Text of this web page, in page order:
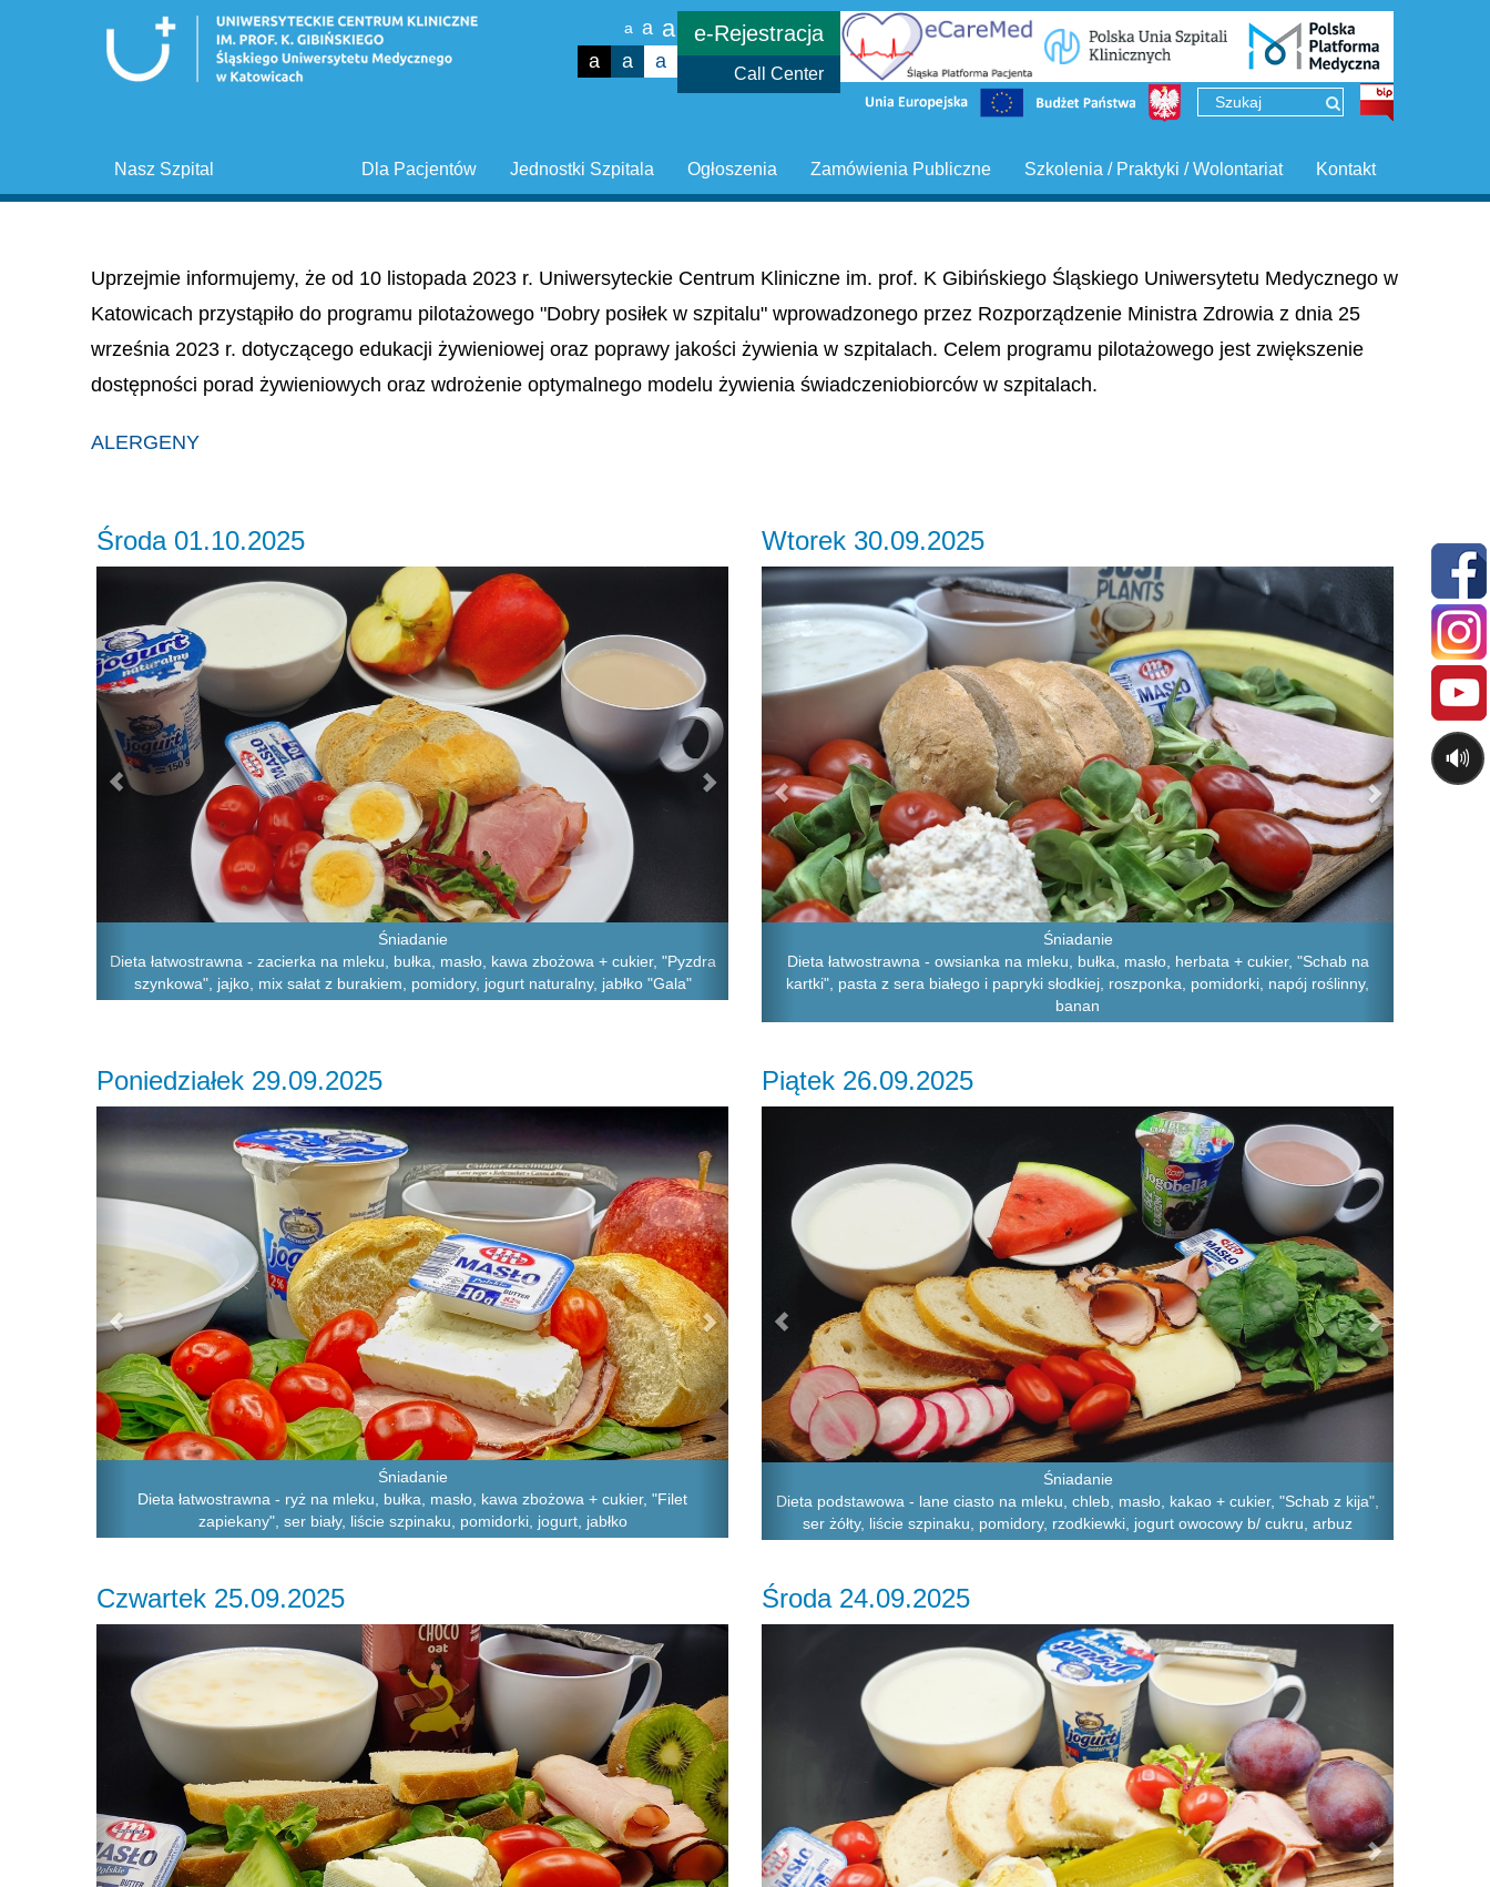
a a a
a a a
e-Rejestracja
Call Center
Kontakt
Szkolenia / Praktyki / Wolontariat
Zamówienia Publiczne
Ogłoszenia
Jednostki Szpitala
Dla Pacjentów
Nasz Szpital
Uprzejmie informujemy, że od 10 listopada 2023 r. Uniwersyteckie Centrum Kliniczne im. prof. K Gibińskiego Śląskiego Uniwersytetu Medycznego w
Katowicach przystąpiło do programu pilotażowego "Dobry posiłek w szpitalu" wprowadzonego przez Rozporządzenie Ministra Zdrowia z dnia 25
września 2023 r. dotyczącego edukacji żywieniowej oraz poprawy jakości żywienia w szpitalach. Celem programu pilotażowego jest zwiększenie
dostępności porad żywieniowych oraz wdrożenie optymalnego modelu żywienia świadczeniobiorców w szpitalach.
ALERGENY
Środa 01.10.2025
Śniadanie
Dieta łatwostrawna - zacierka na mleku, bułka, masło, kawa zbożowa + cukier, "Pyzdra
szynkowa", jajko, mix sałat z burakiem, pomidory, jogurt naturalny, jabłko "Gala"
Wtorek 30.09.2025
Śniadanie
Dieta łatwostrawna - owsianka na mleku, bułka, masło, herbata + cukier, "Schab na
kartki", pasta z sera białego i papryki słodkiej, roszponka, pomidorki, napój roślinny,
banan
Previous Next
Poniedziałek 29.09.2025
Śniadanie
Dieta łatwostrawna - ryż na mleku, bułka, masło, kawa zbożowa + cukier, "Filet
zapiekany", ser biały, liście szpinaku, pomidorki, jogurt, jabłko
Piątek 26.09.2025
Śniadanie
Dieta podstawowa - lane ciasto na mleku, chleb, masło, kakao + cukier, "Schab z kija",
ser żółty, liście szpinaku, pomidory, rzodkiewki, jogurt owocowy b/ cukru, arbuz
Czwartek 25.09.2025 Środa 24.09.2025
🔊